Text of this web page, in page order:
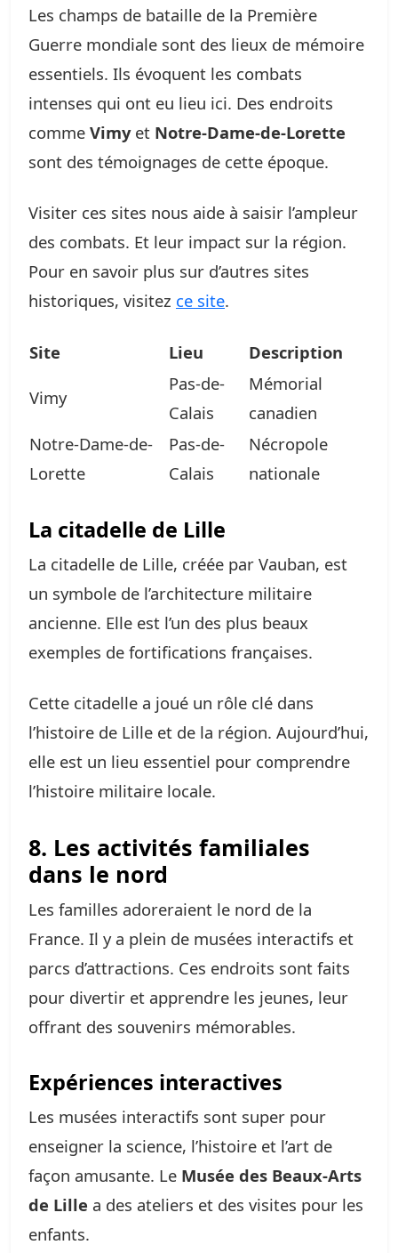
Les champs de bataille de la Première
Guerre mondiale sont des lieux de mémoire
essentiels. Ils évoquent les combats
intenses qui ont eu lieu ici. Des endroits
comme Vimyet Notre-Dame-de-Lorette
sont des témoignages de cette époque.
Visiter ces sites nous aide à saisir l’ampleur
des combats. Et leur impact sur la région.
Pour en savoir plus sur d’autres sites
historiques, visitez ce site.
Site Lieu Description
Vimy
Pas-de-
Calais
Mémorial
canadien
Notre-Dame-de-
Lorette
Pas-de-
Calais
Nécropole
nationale
La citadelle de Lille
La citadelle de Lille, créée par Vauban, est
un symbole de l’architecture militaire
ancienne. Elle est l’un des plus beaux
exemples de fortifications françaises.
Cette citadelle a joué un rôle clé dans
l’histoire de Lille et de la région. Aujourd’hui,
elle est un lieu essentiel pour comprendre
l’histoire militaire locale.
8. Les activités familiales
dans le nord
Les familles adoreraient le nord de la
France. Il y a plein de musées interactifs et
parcs d’attractions. Ces endroits sont faits
pour divertir et apprendre les jeunes, leur
offrant des souvenirs mémorables.
Expériences interactives
Les musées interactifs sont super pour
enseigner la science, l’histoire et l’art de
façon amusante. Le Musée des Beaux-Arts
de Lille a des ateliers et des visites pour les
enfants.